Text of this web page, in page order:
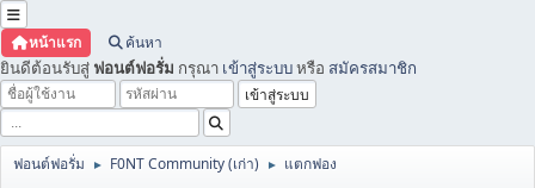
หน้าแรก ค้นหา
ยินดีต้อนรับสู่ ฟอนต์ฟอรั่ม กรุณา เข้าสู่ระบบหรือ สมัครสมาชิก
ฟอนต์ฟอรั่ม ► F0NT Community (เก่า) ► แตกฟอง